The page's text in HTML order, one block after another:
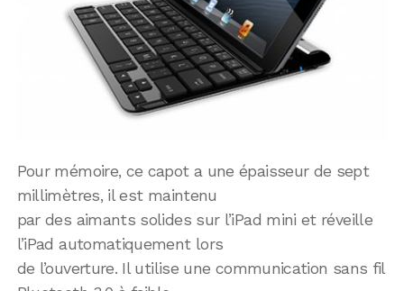
Pour mémoire, ce capot a une épaisseur de sept
millimètres, il est maintenu
par des aimants solides sur l’iPad mini et réveille
l’iPad automatiquement lors
de l’ouverture. Il utilise une communication sans fil